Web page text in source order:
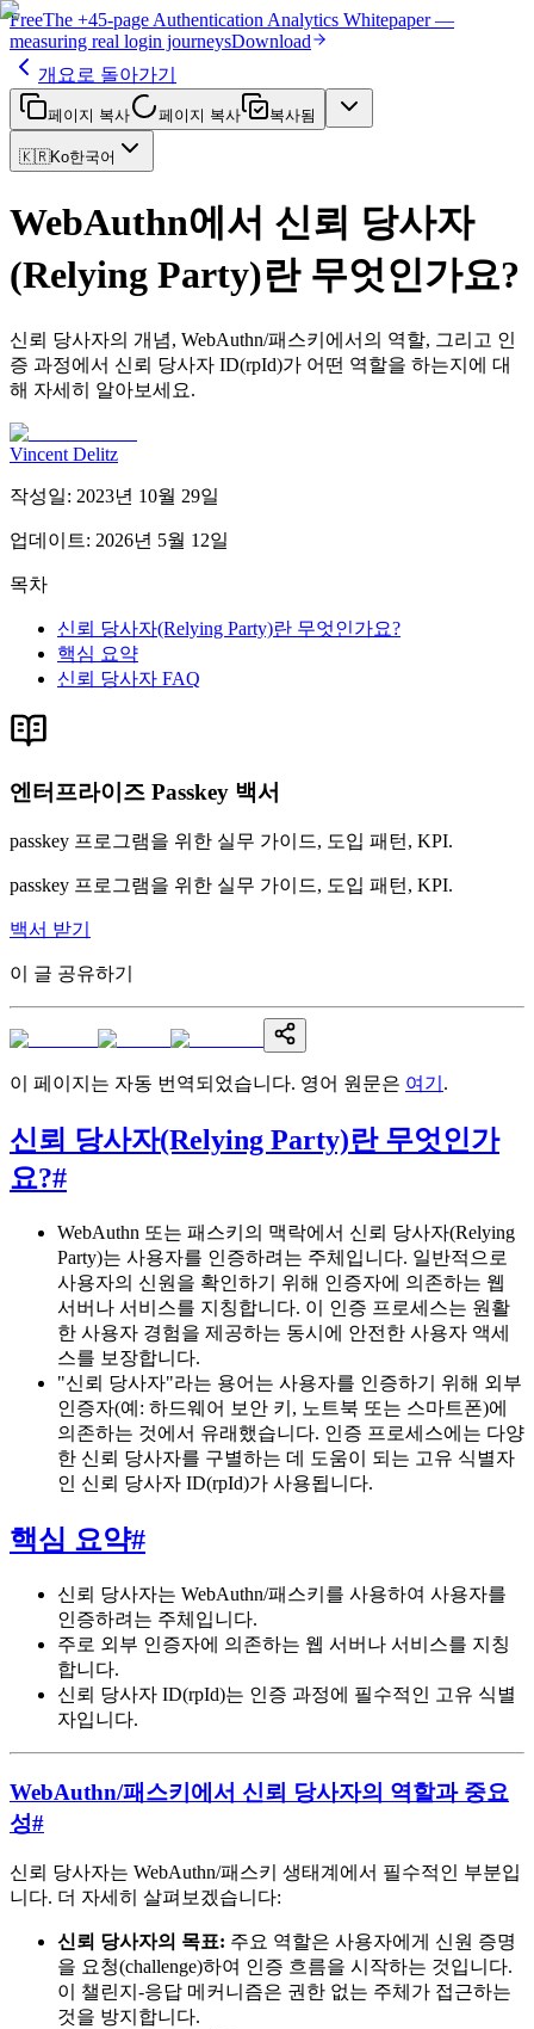
FreeThe +45-page Authentication Analytics Whitepaper —
measuring real login journeysDownload
개요로 돌아가기
페이지 복사 페이지 복사 복사됨
🇰🇷Ko한국어
WebAuthn에서 신뢰 당사자
(Relying Party)란 무엇인가요?
신뢰 당사자의 개념, WebAuthn/패스키에서의 역할, 그리고 인
증 과정에서 신뢰 당사자 ID(rpId)가 어떤 역할을 하는지에 대
해 자세히 알아보세요.
Vincent Delitz
작성일: 2023년 10월 29일
업데이트: 2026년 5월 12일
목차
신뢰 당사자(Relying Party)란 무엇인가요?
핵심 요약
신뢰 당사자 FAQ
엔터프라이즈 Passkey 백서
passkey 프로그램을 위한 실무 가이드, 도입 패턴, KPI.
passkey 프로그램을 위한 실무 가이드, 도입 패턴, KPI.
백서 받기
이 글 공유하기
이 페이지는 자동 번역되었습니다. 영어 원문은 여기 .
신뢰 당사자(Relying Party)란 무엇인가
요?#
WebAuthn 또는 패스키의 맥락에서 신뢰 당사자(Relying
Party)는 사용자를 인증하려는 주체입니다. 일반적으로
사용자의 신원을 확인하기 위해 인증자에 의존하는 웹
서버나 서비스를 지칭합니다. 이 인증 프로세스는 원활
한 사용자 경험을 제공하는 동시에 안전한 사용자 액세
스를 보장합니다.
"신뢰 당사자"라는 용어는 사용자를 인증하기 위해 외부
인증자(예: 하드웨어 보안 키, 노트북 또는 스마트폰)에
의존하는 것에서 유래했습니다. 인증 프로세스에는 다양
한 신뢰 당사자를 구별하는 데 도움이 되는 고유 식별자
인 신뢰 당사자 ID(rpId)가 사용됩니다.
핵심 요약#
신뢰 당사자는 WebAuthn/패스키를 사용하여 사용자를
인증하려는 주체입니다.
주로 외부 인증자에 의존하는 웹 서버나 서비스를 지칭
합니다.
신뢰 당사자 ID(rpId)는 인증 과정에 필수적인 고유 식별
자입니다.
WebAuthn/패스키에서 신뢰 당사자의 역할과 중요
성#
신뢰 당사자는 WebAuthn/패스키 생태계에서 필수적인 부분입
니다. 더 자세히 살펴보겠습니다:
신뢰 당사자의 목표: 주요 역할은 사용자에게 신원 증명
을 요청(challenge)하여 인증 흐름을 시작하는 것입니다.
이 챌린지-응답 메커니즘은 권한 없는 주체가 접근하는
것을 방지합니다.